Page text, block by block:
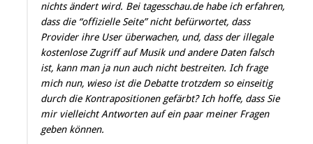
nichts ändert wird. Bei tagesschau.de habe ich erfahren,
dass die “offizielle Seite” nicht befürwortet, dass
Provider ihre User überwachen, und, dass der illegale
kostenlose Zugriff auf Musik und andere Daten falsch
ist, kann man ja nun auch nicht bestreiten. Ich frage
mich nun, wieso ist die Debatte trotzdem so einseitig
durch die Kontrapositionen gefärbt? Ich hoffe, dass Sie
mir vielleicht Antworten auf ein paar meiner Fragen
geben können.